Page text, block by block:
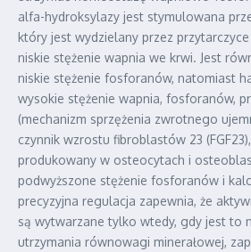
alfa-hydroksylazy jest stymulowana
który jest wydzielany przez
niskie stężenie wapnia we krwi. Jest
niskie stężenie fosforanów, natomiast
wysokie stężenie wapnia, fosforanów,
(mechanizm sprzężenia zwrotnego
czynnik wzrostu fibroblastów 23
produkowany w osteocytach i
podwyższone stężenie fosforanów i
precyzyjna regulacja zapewnia, że
są wytwarzane tylko wtedy, gdy jest to
utrzymania równowagi minerałowej,